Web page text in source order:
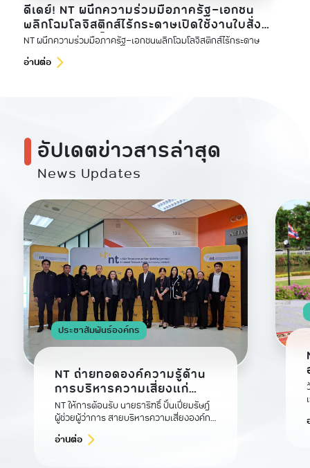
ดีเดย์! NT ผนึกความร่วมมือภาครัฐ-เอกชน
พลิกโฉมโลจิสติกส์ไร้กระดาษเปิดใช้งานใบสั่ง
ปล่อยสินค้าอิเล็กทรอนิกส์ e-D/O นำร่องแห่ง
แรก
NT ผนึกความร่วมมือภาครัฐ-เอกชนพลิกโฉมโลจิสติกส์ไร้กระดาษ
อ่านต่อ
อัปเดตข่าวสารล่าสุด
News Updates
ประชาสัมพันธ์องค์กร
NT ถ่ายทอดองค์ความรู้ด้าน
การบริหารความเสี่ยงแก่
ธปท.
NT ให้การต้อนรับ นายธาริฑธิ์ ปั้นเปี่ยมรัษฎ์
ผู้ช่วยผู้ว่าการ สายบริหารความเสี่ยงองค์กร
บริหารและคณะทำงาน ในโอกาสเข้าศึกษาดู
อ่านต่อ